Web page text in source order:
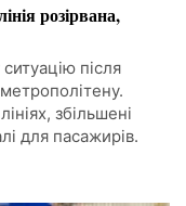
розірвана,
після
збільшені
для пасажирів.